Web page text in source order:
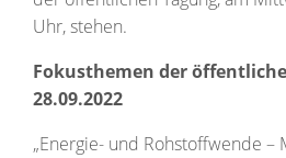
Uhr, stehen.
Fokusthemen der
28.09.2022
„Energie- und Rohstoffwende –